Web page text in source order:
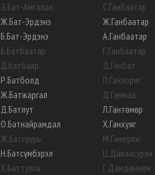
Э.Бат-Амгалан
Ж.Бат-Эрдэнэ
Б.Бат-Эрдэнэ
Б.Батбаатар
Д.Батбаяр
Р.Батболд
Ж.Батжаргал
Д.Батлут
О.Батнайрамдал
Ж.Батсуурь
Н.Батсүмбэрэл
Х.Баттулга
С.Ганбаатар
Ж.Ганбаатар
А.Ганбаатар
Г.Ганбаатар
Д.Ганбат
П.Ганзориг
Д.Ганмаа
Л.Гантөмөр
Х.Ганхуяг
М.Ганхүлэг
Ц.Даваасүрэн
Г.Дамдинням